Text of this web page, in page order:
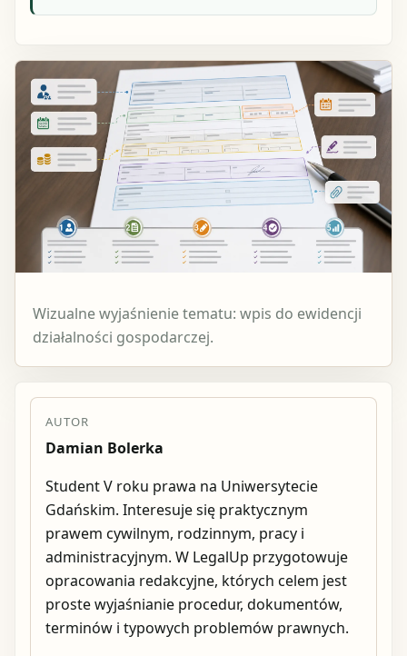
Wizualne wyjaśnienie tematu: wpis do ewidencji
działalności gospodarczej.
AUTOR
Damian Bolerka
Student V roku prawa na Uniwersytecie
Gdańskim. Interesuje się praktycznym
prawem cywilnym, rodzinnym, pracy i
administracyjnym. W LegalUp przygotowuje
opracowania redakcyjne, których celem jest
proste wyjaśnianie procedur, dokumentów,
terminów i typowych problemów prawnych.